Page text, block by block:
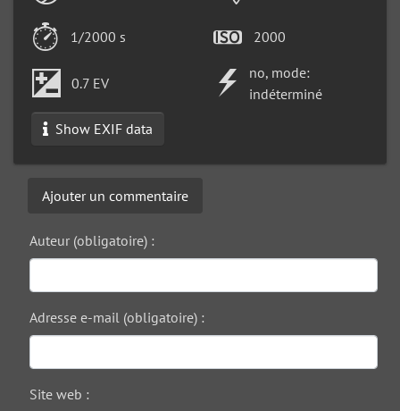
1/2000 s 2000
0.7 EV
no, mode:
indéterminé
Show EXIF data
Ajouter un commentaire
Auteur (obligatoire) :
Adresse e-mail (obligatoire) :
Site web :